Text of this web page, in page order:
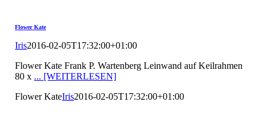
Flower Kate
Iris2016-02-05T17:32:00+01:00
Flower Kate Frank P. Wartenberg Leinwand auf Keilrahmen
80 x ... [WEITERLESEN]
Flower KateIris2016-02-05T17:32:00+01:00